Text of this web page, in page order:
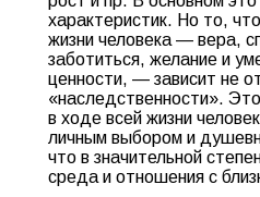
характеристик. Но то,
жизни человека — вера,
заботиться, желание и
ценности, — зависит не
«наследственности».
в ходе всей жизни
личным выбором и
что в значительной
среда и отношения с